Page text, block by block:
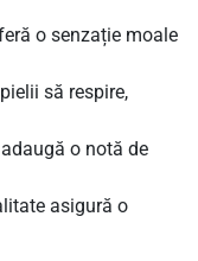
o senzație moale
să respire,
o notă de
asigură o